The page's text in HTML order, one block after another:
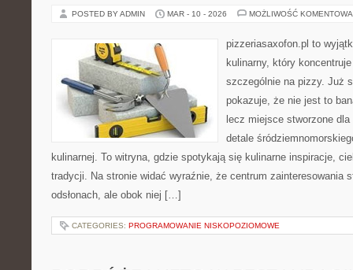
POSTED BY ADMIN MAR - 10 - 2026 MOŻLIWOŚĆ
pizzeriasaxofon.pl to
kulinarny, który
szczególnie na pizzy. Już
pokazuje, że nie jest to
lecz miejsce stworzone
detale
kulinarnej. To witryna, gdzie spotykają się kulinarne inspiracje,
tradycji. Na stronie widać wyraźnie, że centrum zainteresowania
odsłonach, ale obok niej […]
CATEGORIES: PROGRAMOWANIE NISKOPOZIOMOWE